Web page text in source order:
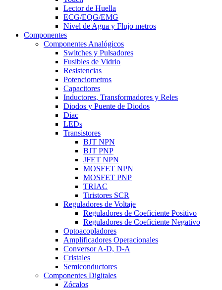
Lector de Huella
ECG/EQG/EMG
Nivel de Agua y Flujo metros
Componentes
Componentes Analógicos
Switches y Pulsadores
Fusibles de Vidrio
Resistencias
Potenciometros
Capacitores
Inductores, Transformadores y Reles
Diodos y Puente de Diodos
Diac
LEDs
Transistores
BJT NPN
BJT PNP
JFET NPN
MOSFET NPN
MOSFET PNP
TRIAC
Tiristores SCR
Reguladores de Voltaje
Reguladores de Coeficiente Positivo
Reguladores de Coeficiente Negativo
Optoacopladores
Amplificadores Operacionales
Conversor A-D, D-A
Cristales
Semiconductores
Componentes Digitales
Zócalos